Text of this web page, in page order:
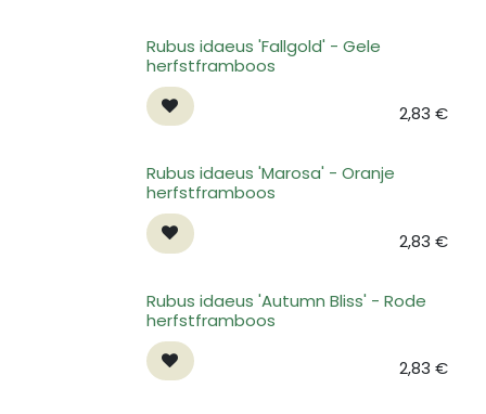
Rubus idaeus 'Fallgold' - Gele
herfstframboos
2,83 €
Rubus idaeus 'Marosa' - Oranje
herfstframboos
2,83 €
Rubus idaeus 'Autumn Bliss' - Rode
herfstframboos
2,83 €